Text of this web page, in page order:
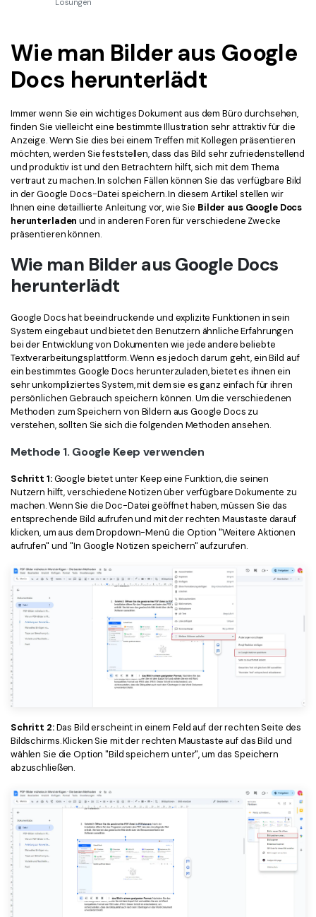
PDF OCR
PDF freigeben
eSign PDFs rechtmäßig Neu
Branchen
Bildung
IT-Dienstleistung
Rechtliches
Gesundheitswesen
Regierung
Freiberufler
Alle PDF-Funktionen
Kontakt zum Support
Benutzerhandbuch
PDFelement für Windows
PDFelement für Mac
PDFelement für iOS
PDFelement für Android
Mehr erfahren
Bewertungen
Sehen Sie, was unsere Nutzer sagen.
Kostenlose PDF-Vorlagen
Bearbeiten, Drucken und Anpassen von kostenlosen Vorlagen.
PDF-Wissen
PDF-bezogene Informationen, die Sie benötigen.
Download-Zentrum
Laden Sie die leistungsstärksten und einfachsten PDF-Tools
Wie man Bilder aus Google
Docs herunterlädt
Immer wenn Sie ein wichtiges Dokument aus dem Büro durchsehen,
finden Sie vielleicht eine bestimmte Illustration sehr attraktiv für die
Anzeige. Wenn Sie dies bei einem Treffen mit Kollegen präsentieren
möchten, werden Sie feststellen, dass das Bild sehr zufriedenstellend
und produktiv ist und den Betrachtern hilft, sich mit dem Thema
vertraut zu machen. In solchen Fällen können Sie das verfügbare Bild
in der Google Docs-Datei speichern. In diesem Artikel stellen wir
Ihnen eine detaillierte Anleitung vor, wie Sie Bilder aus Google Docs
herunterladen und in anderen Foren für verschiedene Zwecke
präsentieren können.
Wie man Bilder aus Google Docs
herunterlädt
Google Docs hat beeindruckende und explizite Funktionen in sein
System eingebaut und bietet den Benutzern ähnliche Erfahrungen
bei der Entwicklung von Dokumenten wie jede andere beliebte
Textverarbeitungsplattform. Wenn es jedoch darum geht, ein Bild auf
ein bestimmtes Google Docs herunterzuladen, bietet es ihnen ein
sehr unkompliziertes System, mit dem sie es ganz einfach für ihren
persönlichen Gebrauch speichern können. Um die verschiedenen
Methoden zum Speichern von Bildern aus Google Docs zu
verstehen, sollten Sie sich die folgenden Methoden ansehen.
Methode 1. Google Keep verwenden
Schritt 1:Google bietet unter Keep eine Funktion, die seinen
Nutzern hilft, verschiedene Notizen über verfügbare Dokumente zu
machen. Wenn Sie die Doc-Datei geöffnet haben, müssen Sie das
entsprechende Bild aufrufen und mit der rechten Maustaste darauf
klicken, um aus dem Dropdown-Menü die Option "Weitere Aktionen
aufrufen" und "In Google Notizen speichern" aufzurufen.
Schritt 2:Das Bild erscheint in einem Feld auf der rechten Seite des
Bildschirms. Klicken Sie mit der rechten Maustaste auf das Bild und
wählen Sie die Option "Bild speichern unter", um das Speichern
abzuschließen.